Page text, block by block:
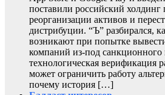
поставили российский холдинг
реорганизации активов и
дистрибуции. “Ъ” разбирался,
возникают при попытке
компаний из-под санкционного
технологическая верификация
может ограничить работу
почему история […]